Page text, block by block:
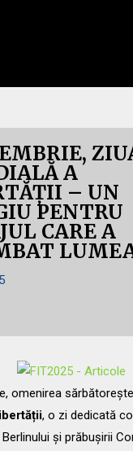
A
– UN
PENTRU
CARE A
omenirea sărbătorește
, o zi dedicată
și prăbușirii